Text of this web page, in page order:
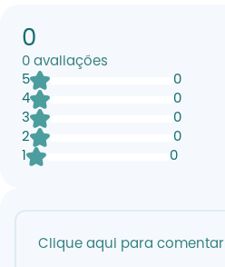
0
0 avaliações
5
0
4
0
3
0
2
0
1
0
Clique aqui para comentar